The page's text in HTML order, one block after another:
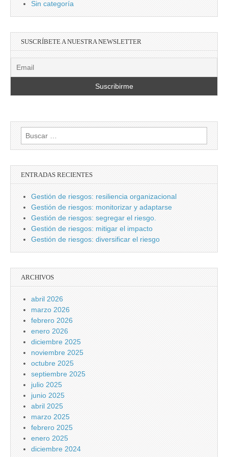
Sin categoría
SUSCRÍBETE A NUESTRA NEWSLETTER
Buscar:
ENTRADAS RECIENTES
Gestión de riesgos: resiliencia organizacional
Gestión de riesgos: monitorizar y adaptarse
Gestión de riesgos: segregar el riesgo.
Gestión de riesgos: mitigar el impacto
Gestión de riesgos: diversificar el riesgo
ARCHIVOS
abril 2026
marzo 2026
febrero 2026
enero 2026
diciembre 2025
noviembre 2025
octubre 2025
septiembre 2025
julio 2025
junio 2025
abril 2025
marzo 2025
febrero 2025
enero 2025
diciembre 2024